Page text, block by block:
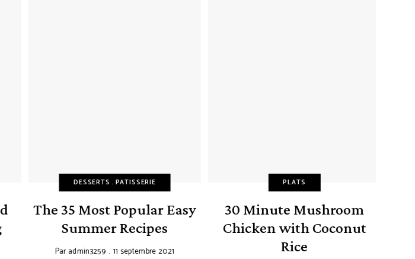
DESSERTS PATISSERIE
The 35 Most Popular Easy
Summer Recipes
Paradmin3259 11 septembre 2021
PLATS
30 Minute Mushroom
Chicken with Coconut
Rice